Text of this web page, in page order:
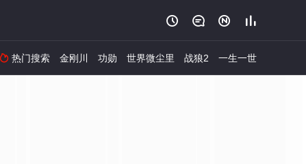
   
 热门搜索 金刚川 功勋 世界微尘里 战狼2 一生一世